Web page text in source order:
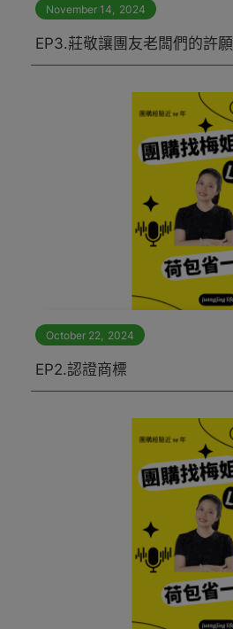
November 14, 2024
EP3.莊敬讓團友老闆們的許願
October 22, 2024
EP2.認證商標